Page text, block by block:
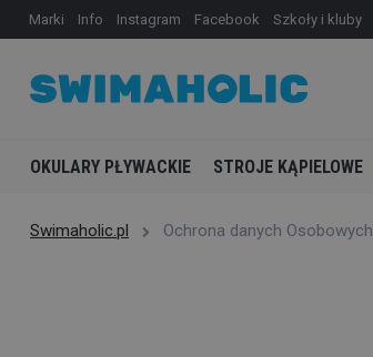
Marki Info Instagram Facebook Szkoły i kluby
OKULARY PŁYWACKIE STROJE KĄPIELOWE
Swimaholic.pl Ochrona danych Osobowych